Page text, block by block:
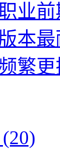
业
本
繁
(20)